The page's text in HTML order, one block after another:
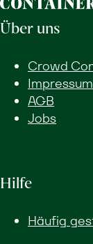
Über uns
Crowd
AGB
Jobs
Hilfe
Häufig